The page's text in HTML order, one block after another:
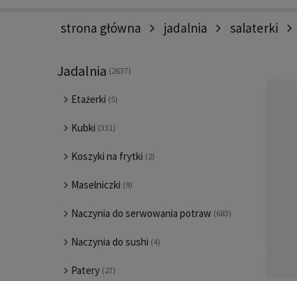
Nowości Promocje
strona główna jadalnia salaterki
Jadalnia (2637)
Etażerki (5)
Kubki (331)
Koszyki na frytki (2)
Maselniczki (9)
Naczynia do serwowania potraw (683)
Naczynia do sushi (4)
Patery (27)